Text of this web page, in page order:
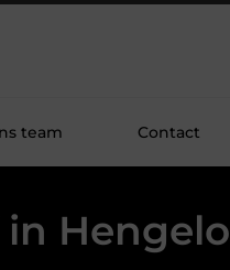
team Contact
Hengelo